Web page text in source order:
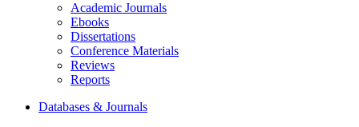
Academic Journals
Ebooks
Dissertations
Conference Materials
Reviews
Reports
Databases & Journals